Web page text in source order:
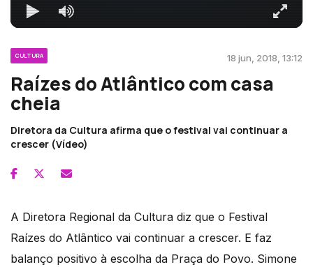
CULTURA 18 jun, 2018, 13:12
Raízes do Atlântico com casa
cheia
Diretora da Cultura afirma que o festival vai continuar a
crescer (Vídeo)
A Diretora Regional da Cultura diz que o Festival
Raízes do Atlântico vai continuar a crescer. E faz
balanço positivo à escolha da Praça do Povo. Simone